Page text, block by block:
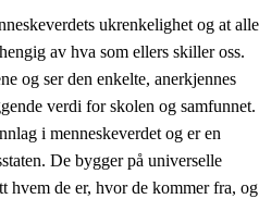
ukrenkelighet og at alle
av hva som ellers skiller oss.
og ser den enkelte, anerkjennes
verdi for skolen og samfunnet.
i menneskeverdet og er en
De bygger på universelle
hvem de er, hvor de kommer fra, og